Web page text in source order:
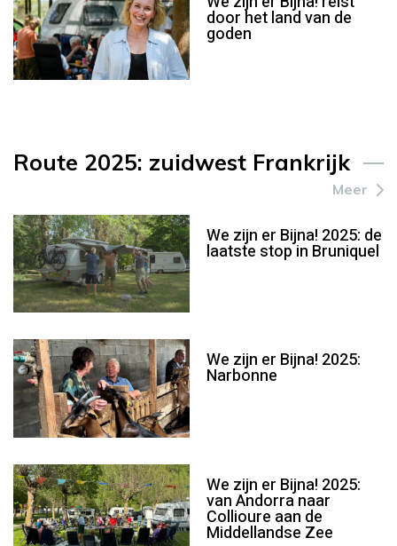
door het land van de
goden
Route 2025: zuidwest Frankrijk
Meer
We zijn er Bijna! 2025: de
laatste stop in Bruniquel
We zijn er Bijna! 2025:
Narbonne
We zijn er Bijna! 2025:
van Andorra naar
Collioure aan de
Middellandse Zee